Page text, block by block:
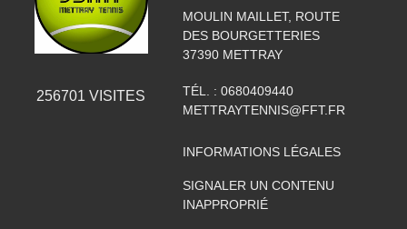
256701 VISITES
MOULIN MAILLET, ROUTE
DES BOURGETTERIES
37390 METTRAY
TÉL. : 0680409440
METTRAYTENNIS@FFT.FR
INFORMATIONS LÉGALES
SIGNALER UN CONTENU
INAPPROPRIÉ